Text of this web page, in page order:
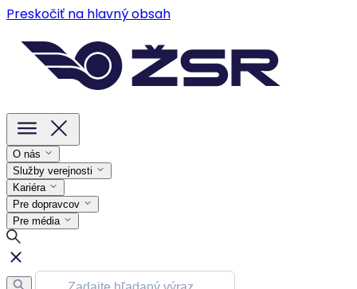
Preskočiť na hlavný obsah
O nás
Služby verejnosti
Kariéra
Pre dopravcov
Pre média